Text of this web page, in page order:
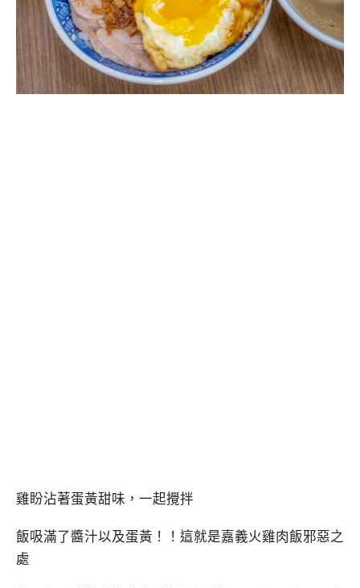
雞盼沾著蛋黃甜味，一起攪拌
飯吸滿了醬汁以及蛋黃！！這就是嘉義火雞肉飯邪惡之
處